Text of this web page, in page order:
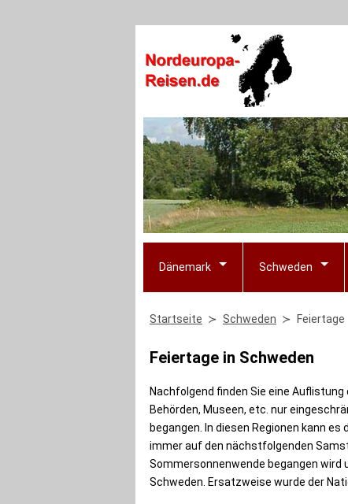
Dänemark Schweden
Startseite Schweden Feiertage
Feiertage in Schweden
Nachfolgend finden Sie eine
Behörden, Museen, etc. nur
begangen. In diesen Regionen kann
immer auf den nächstfolgenden
Sommersonnenwende begangen
Schweden. Ersatzweise wurde der